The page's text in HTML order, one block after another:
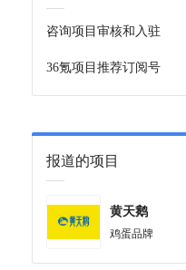
咨询项目审核和入驻
36氪项目推荐订阅号
报道的项目
黄天鹅
鸡蛋品牌